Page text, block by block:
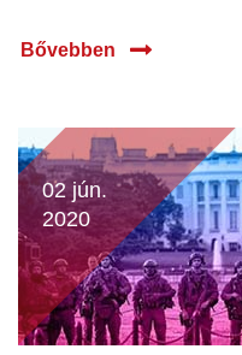
Bővebben
02 jún.
2020